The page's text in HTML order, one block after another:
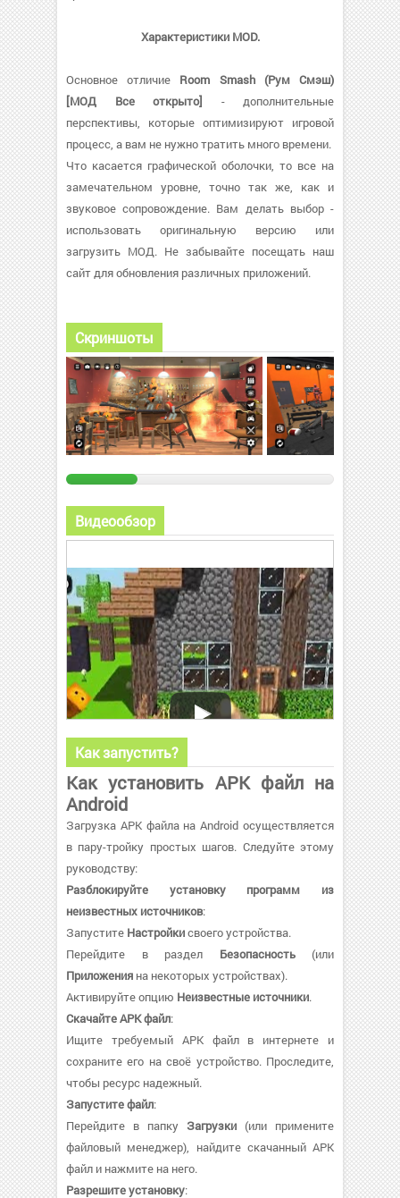
Характеристики MOD.
Основное отличие Room Smash (Рум Смэш)
[МОД Все открыто] - дополнительные
перспективы, которые оптимизируют игровой
процесс, а вам не нужно тратить много времени.
Что касается графической оболочки, то все на
замечательном уровне, точно так же, как и
звуковое сопровождение. Вам делать выбор -
использовать оригинальную версию или
загрузить МОД. Не забывайте посещать наш
сайт для обновления различных приложений.
Скриншоты
Видеообзор
Как запустить?
Как установить APK файл на
Android
Загрузка APK файла на Android осуществляется
в пару-тройку простых шагов. Следуйте этому
руководству:
Разблокируйте установку программ из
неизвестных источников:
Запустите Настройкисвоего устройства.
Перейдите в раздел Безопасность(или
Приложения на некоторых устройствах).
Активируйте опцию Неизвестные источники.
Скачайте APK файл:
Ищите требуемый APK файл в интернете и
сохраните его на своё устройство. Проследите,
чтобы ресурс надежный.
Запустите файл:
Перейдите в папку Загрузки (или примените
файловый менеджер), найдите скачанный APK
файл и нажмите на него.
Разрешите установку: